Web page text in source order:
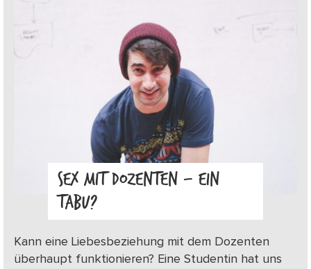
SEX MIT DOZENTEN – EIN
TABU?
Kann eine Liebesbeziehung mit dem Dozenten
überhaupt funktionieren? Eine Studentin hat uns